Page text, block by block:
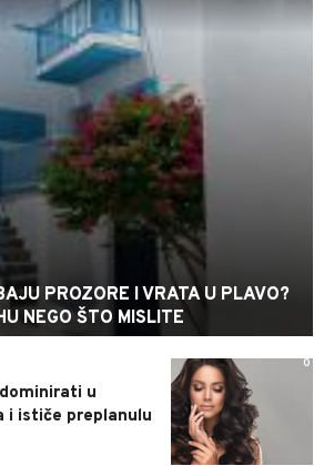
PROZORE I VRATA U PLAVO?
NEGO ŠTO MISLITE
0
u
i ističe preplanulu